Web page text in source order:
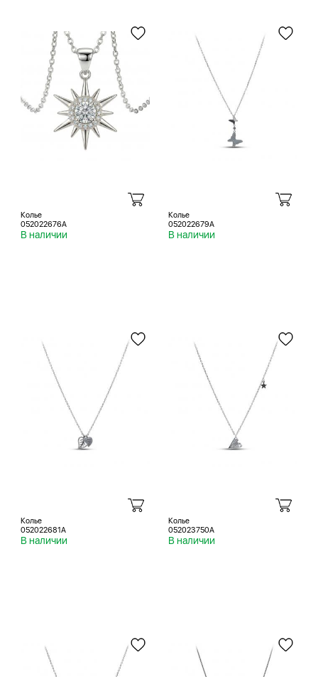
Колье
052022676A
В наличии
Колье
052022679A
В наличии
Колье
052022681A
В наличии
Колье
052023750A
В наличии